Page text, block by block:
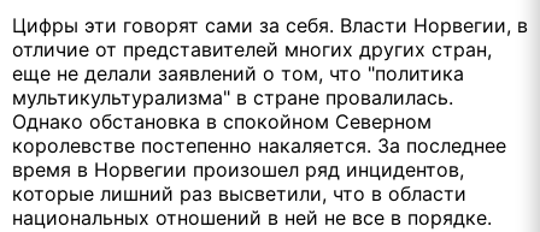
Цифры эти говорят сами за себя. Власти Норвегии, в
отличие от представителей многих других стран,
еще не делали заявлений о том, что "политика
мультикультурализма" в стране провалилась.
Однако обстановка в спокойном Северном
королевстве постепенно накаляется. За последнее
время в Норвегии произошел ряд инцидентов,
которые лишний раз высветили, что в области
национальных отношений в ней не все в порядке.